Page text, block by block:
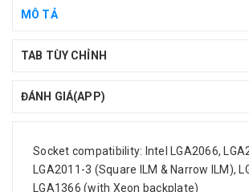
MÔ TẢ
TAB TÙY CHỈNH
ĐÁNH GIÁ(APP)
Socket compatibility: Intel LGA2066,
LGA2011-3 (Square ILM & Narrow ILM),
LGA1366 (with Xeon backplate)